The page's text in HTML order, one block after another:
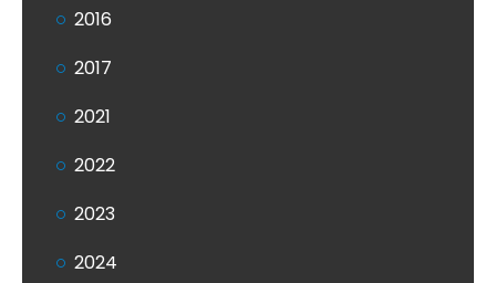
2016
2017
2021
2022
2023
2024